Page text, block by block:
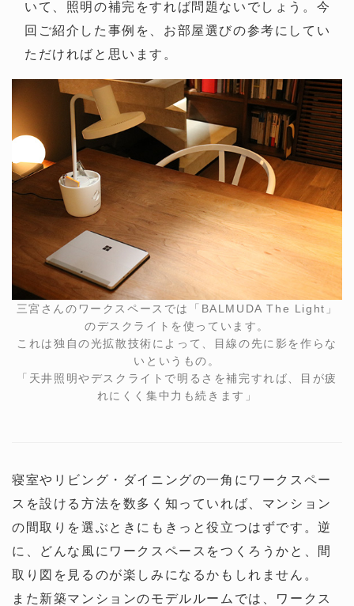
いて、照明の補完をすれば問題ないでしょう。今
回ご紹介した事例を、お部屋選びの参考にしてい
ただければと思います。
三宮さんのワークスペースでは「BALMUDA The Light」
のデスクライトを使っています。
これは独自の光拡散技術によって、目線の先に影を作らな
いというもの。
「天井照明やデスクライトで明るさを補完すれば、目が疲
れにくく集中力も続きます」
寝室やリビング・ダイニングの一角にワークスペー
スを設ける方法を数多く知っていれば、マンション
の間取りを選ぶときにもきっと役立つはずです。逆
に、どんな風にワークスペースをつくろうかと、間
取り図を見るのが楽しみになるかもしれません。
また新築マンションのモデルルームでは、ワークス